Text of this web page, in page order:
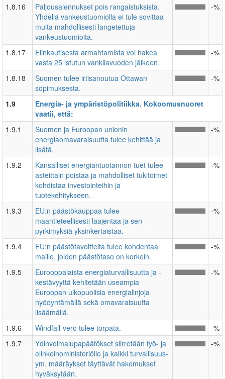
1.8.16
Paljousalennukset pois rangaistuksista.
Yhdellä vankeustuomiolla ei tule sovittaa
muita mahdollisesti langetettuja
vankeustuomioita.
-%
1.8.17
Elinkautisesta armahtamista voi hakea
vasta 25 istutun vankilavuoden jälkeen.
-%
1.8.18
Suomen tulee irtisanoutua Ottawan
sopimuksesta.
-%
1.9
Energia- ja ympäristöpolitiikka. Kokoomusnuoret
vaatii, että:
1.9.1
Suomen ja Euroopan unionin
energiaomavaraisuutta tulee kehittää ja
lisätä.
-%
1.9.2
Kansalliset energiantuotannon tuet tulee
asteittain poistaa ja mahdolliset tukitoimet
kohdistaa investointeihin ja
tuotekehitykseen.
-%
1.9.3
EU:n päästökauppaa tulee
maantieteellisesti laajentaa ja sen
pyrkimyksiä yksinkertaistaa.
-%
1.9.4
EU:n päästötavoitteita tulee kohdentaa
maille, joiden päästötaso on korkein.
-%
1.9.5
Eurooppalaista energiaturvallisuutta ja -
kestävyyttä kehitetään useampia
Euroopan ulkopuolisia energialinjoja
hyödyntämällä sekä omavaraisuutta
lisäämällä.
-%
1.9.6 Windfall-vero tulee torpata.
-%
1.9.7
Ydinvoimalupapäätökset siirretään työ- ja
elinkeinoministeriölle ja kaikki turvallisuus-
ym. määräykset täyttävät hakemukset
hyväksytään.
-%